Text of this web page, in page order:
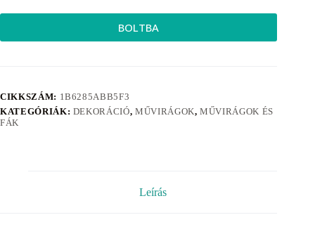
BOLTBA
CIKKSZÁM: 1B6285ABB5F3
KATEGÓRIÁK: DEKORÁCIÓ, MŰVIRÁGOK,MŰVIRÁGOK ÉS
FÁK
Leírás